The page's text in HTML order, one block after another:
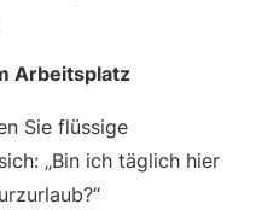
Arbeitsplatz
Sie flüssige
„Bin ich täglich hier